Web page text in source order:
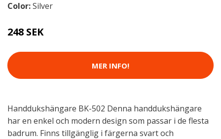
Color:Silver
248 SEK
MER INFO!
Handdukshängare BK-502 Denna handdukshängare
har en enkel och modern design som passar i de flesta
badrum. Finns tillgänglig i färgerna svart och